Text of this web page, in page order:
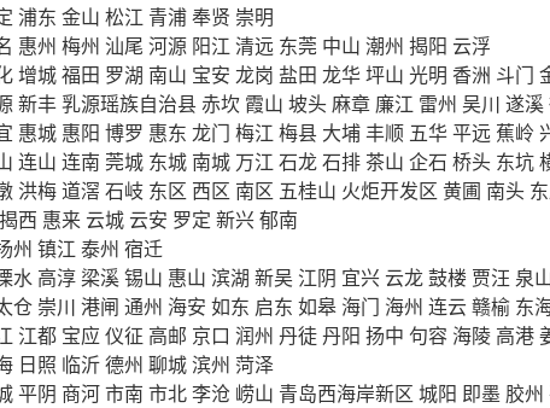
浦东 金山 松江 青浦奉贤 崇明
惠州 梅州 汕尾 河源 阳江 清远 东莞 中山 潮州 揭阳 云浮
增城福田 罗湖 南山 宝安 龙岗 盐田 龙华坪山 光明 香洲 斗门
新丰乳源瑶族自治县赤坎 霞山 坡头麻章 廉江 雷州 吴川 遂溪
惠城 惠阳 博罗 惠东 龙门 梅江 梅县 大埔丰顺 五华平远 蕉岭
连山 连南 莞城 东城 南城 万江 石龙石排茶山 企石 桥头 东坑
洪梅道滘 石岐 东区 西区 南区 五桂山 火炬开发区 黄圃 南头
揭西 惠来 云城 云安 罗定 新兴郁南
州 镇江 泰州 宿迁
水 高淳 梁溪锡山 惠山 滨湖 新吴 江阴 宜兴 云龙鼓楼 贾汪 泉
仓 崇川 港闸 通州 海安 如东 启东 如皋 海门 海州 连云赣榆 东
江都 宝应 仪征 高邮 京口 润州 丹徒丹阳 扬中 句容 海陵 高港
日照 临沂德州 聊城滨州 菏泽
平阴 商河市南 市北李沧 崂山 青岛西海岸新区 城阳 即墨 胶州